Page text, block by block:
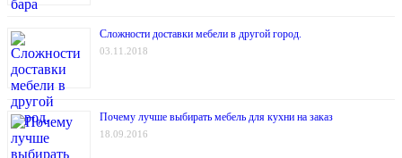
Сложности доставки мебели в другой город.
03.11.2018
Почему лучше выбирать мебель для кухни на заказ
18.09.2016